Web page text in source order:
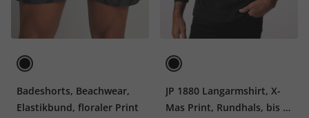
Badeshorts, Beachwear,
Elastikbund, floraler Print
JP 1880 Langarmshirt, X-
Mas Print, Rundhals, bis 8